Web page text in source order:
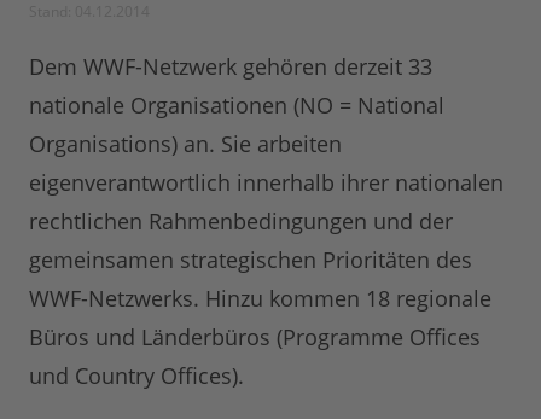
Dem WWF-Netzwerk gehören derzeit 33
nationale Organisationen (NO = National
Organisations) an. Sie arbeiten
eigenverantwortlich innerhalb ihrer nationalen
rechtlichen Rahmenbedingungen und der
gemeinsamen strategischen Prioritäten des
WWF-Netzwerks. Hinzu kommen 18 regionale
Büros und Länderbüros (Programme Offices
und Country Offices).